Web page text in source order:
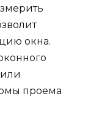
окна.
проема